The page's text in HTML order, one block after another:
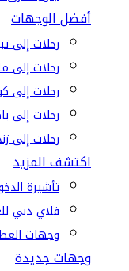
أفضل الوجهات
رحلات إلى
رحلات إلى
رحلات إلى
رحلات إلى
رحلات إلى
اكتشف المزيد
تأشيرة
فلاي دبي
وجهات
وجهات جديدة